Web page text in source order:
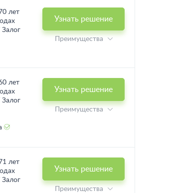
лет
Залог
Узнать решение
Преимущества
лет
Залог
Узнать решение
Преимущества
лет
Залог
Узнать решение
Преимущества